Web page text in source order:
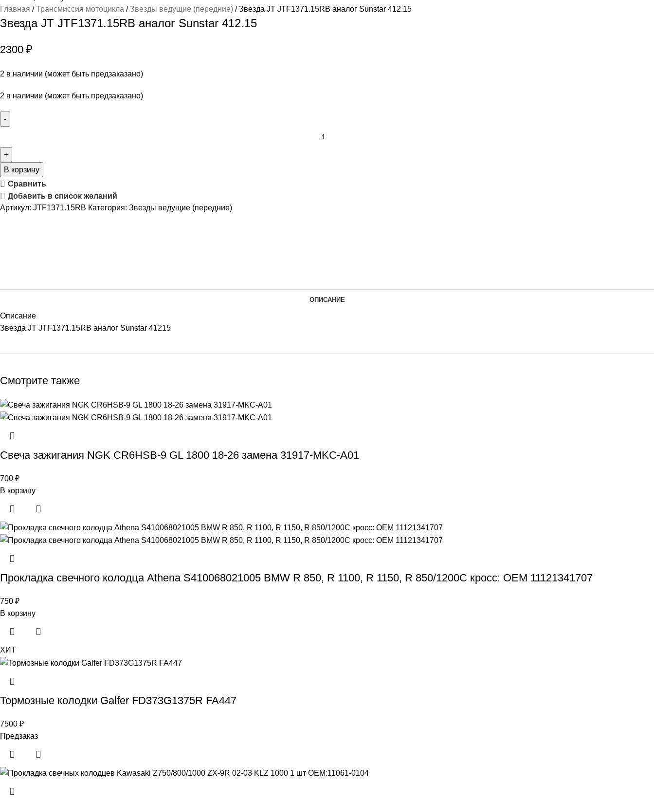
Главная
Трансмиссия мотоцикла Звезды ведущие (передние) Звезда JT JTF1371.15RB аналог Sunstar 412.15
Звезда JT JTF1371.15RB аналог Sunstar 412.15
2300 ₽
2 в наличии (может быть предзаказано)
2 в наличии (может быть предзаказано)
В корзину
Сравнить
Добавить в список желаний
Артикул: JTF1371.15RB Категория: Звезды ведущие (передние)
ОПИСАНИЕ
Описание
Звезда JT JTF1371.15RB аналог Sunstar 41215
Смотрите также
Свеча зажигания NGK CR6HSB-9 GL 1800 18-26 замена 31917-MKC-A01
700 ₽
В корзину
Прокладка свечного колодца Athena S410068021005 BMW R 850, R 1100, R 1150, R 850/1200C кросс: OEM 11121341707
750 ₽
В корзину
ХИТ
Тормозные колодки Galfer FD373G1375R FA447
7500 ₽
Предзаказ